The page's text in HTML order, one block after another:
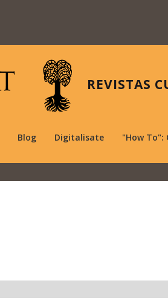
REVISTAS
Blog Digitalisate "How